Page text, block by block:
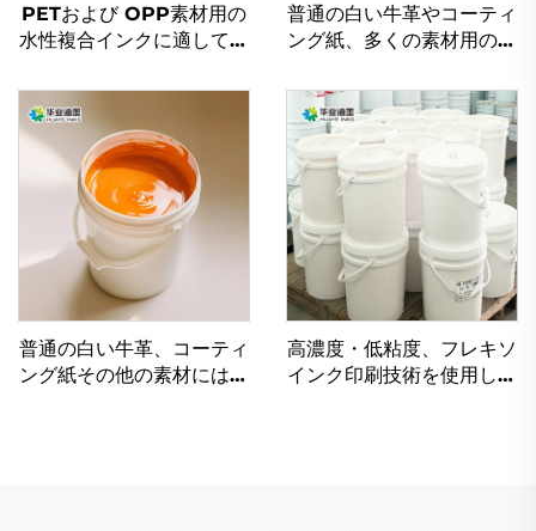
PETおよび OPP素材用の
水性複合インクに適してい
普通の白い牛革やコーティ
ング紙、多くの素材用の優
ク
普通の白い牛革、コーティ
ング紙その他の素材には、
高濃度・低粘度、フレキソ
インク印刷技術を使用した